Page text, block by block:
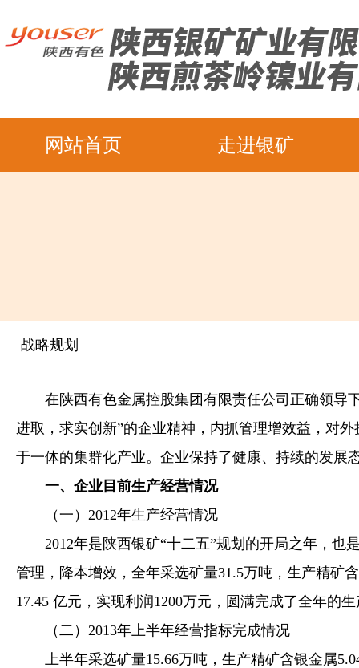
网站首页 走进银矿
战略规划
在陕西有色金属控股集团有限责任公司正确领导
进取，求实创新”的企业精神，内抓管理增效益，对
于一体的集群化产业。企业保持了健康、持续的发展
一、企业目前生产经营情况
（一）2012年生产经营情况
2012年是陕西银矿“十二五”规划的开局之年，也
管理，降本增效，全年采选矿量31.5万吨，生产精矿
17.45 亿元，实现利润1200万元，圆满完成了全年的
（二）2013年上半年经营指标完成情况
上半年采选矿量15.66万吨，生产精矿含银金属5.04